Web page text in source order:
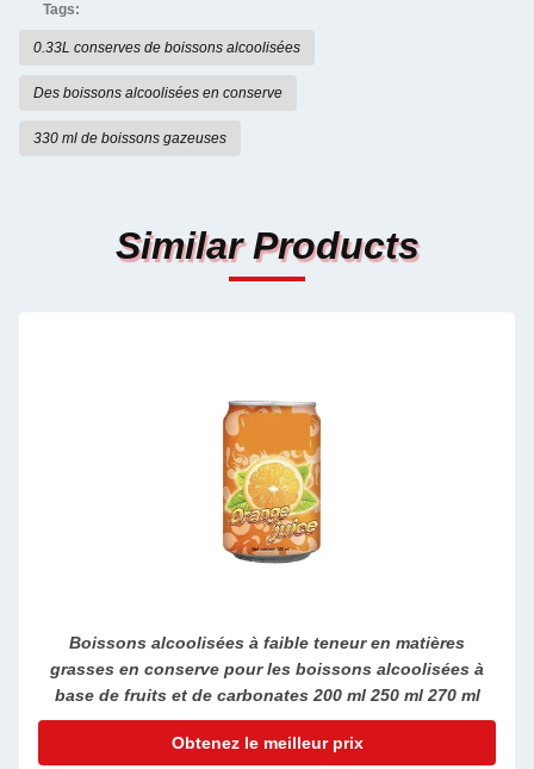
Tags:
0.33L conserves de boissons alcoolisées
Des boissons alcoolisées en conserve
330 ml de boissons gazeuses
Similar Products
Arôme rafraîchissant Boisson Jus embouteillage Jus
d'Aloe Vera Processus de fabrication Couleur verdâtre
202 mm
Obtenez le meilleur prix